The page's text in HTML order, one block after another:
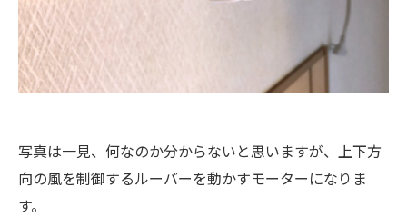
写真は一見、何なのか分からないと思いますが、上下方
向の風を制御するルーバーを動かすモーターになりま
す。